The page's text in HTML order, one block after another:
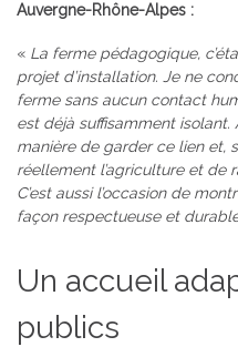
Auvergne-Rhône-Alpes :
« La ferme pédagogique,
projet d’installation. Je ne
ferme sans aucun contact
est déjà suffisamment isolant.
manière de garder ce lien et,
réellement l’agriculture et de
C’est aussi l’occasion de
façon respectueuse et
Un accueil
publics